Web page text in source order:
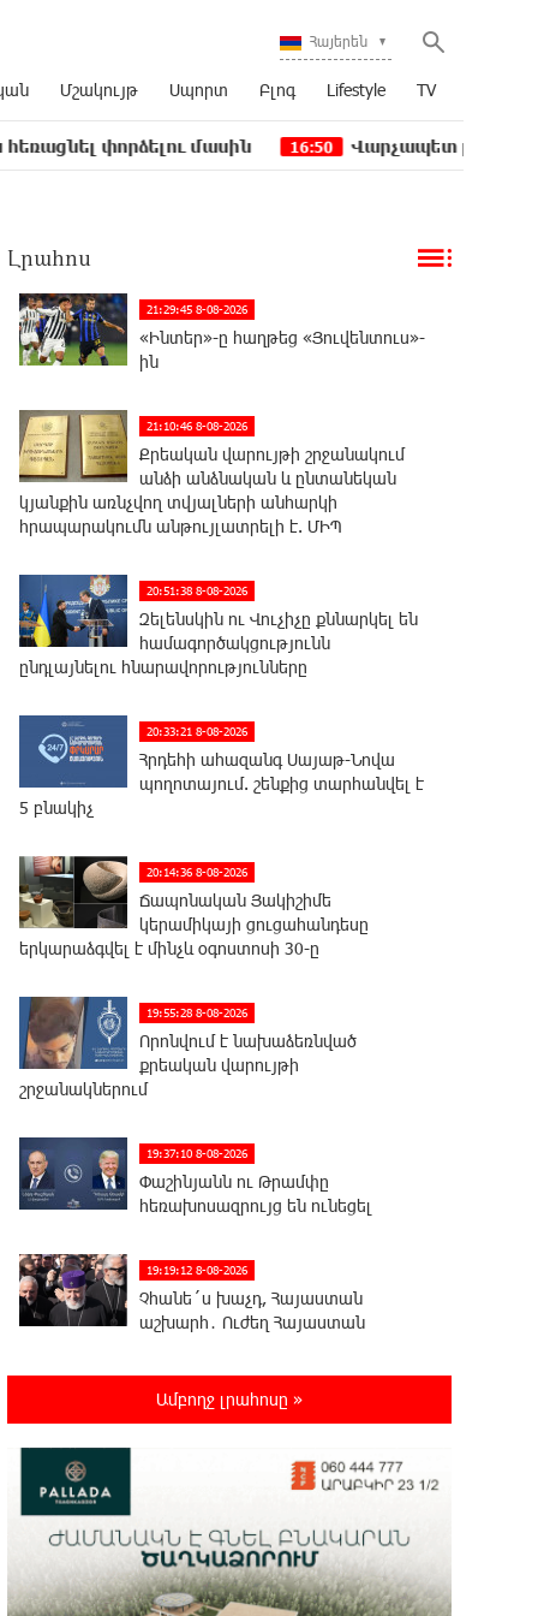
Հայերեն
Մշակույթ Սպորտ Բլոգ Lifestyle TV
մասին 16:50 Վարչապետ լինել, չի նշանակում
Լրահոս
21:29:45 8-08-2026
«Ինտեր»-ը հաղթեց «Յուվենտուս»-
ին
21:10:46 8-08-2026
Քրեական վարույթի շրջանակում
անձի անձնական և ընտանեկան
կյանքին առնչվող տվյալների անհարկի
հրապարակումն անթույլատրելի է. ՄԻՊ
20:51:38 8-08-2026
Զելենսկին ու Վուչիչը քննարկել են
համագործակցությունն
ընդլայնելու հնարավորությունները
20:33:21 8-08-2026
Հրդեհի ահազանգ Սայաթ-Նովա
պողոտայում. շենքից տարհանվել է
5 բնակիչ
20:14:36 8-08-2026
Ճապոնական Յակիշիմե
կերամիկայի ցուցահանդեսը
երկարաձգվել է մինչև օգոստոսի 30-ը
19:55:28 8-08-2026
Որոնվում է նախաձեռնված
քրեական վարույթի
շրջանակներում
19:37:10 8-08-2026
Փաշինյանն ու Թրամփը
հեռախոսազրույց են ունեցել
19:19:12 8-08-2026
Չհանե´ս խաչդ, Հայաստան
աշխարհ․ Ուժեղ Հայաստան
Սիցիլիայի օդանավակայանը
ժայթքման պատճառով
19:16:13 8-08-2026
Հետվճարի փոխարեն՝
արժանապատիվ և ֆիքսված
թոշակ․ ինչու է գործող համակարգը սոցիալական
Ամբողջ լրահոսը »